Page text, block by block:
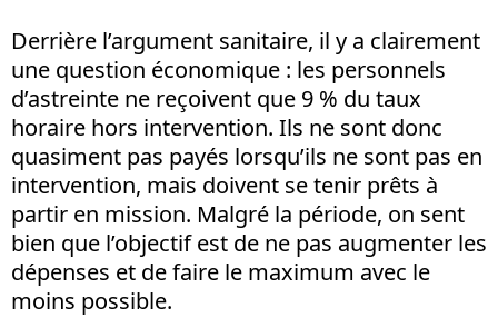
Derrière l’argument sanitaire, il y a clairement
une question économique : les personnels
d’astreinte ne reçoivent que 9 % du taux
horaire hors intervention. Ils ne sont donc
quasiment pas payés lorsqu’ils ne sont pas en
intervention, mais doivent se tenir prêts à
partir en mission. Malgré la période, on sent
bien que l’objectif est de ne pas augmenter les
dépenses et de faire le maximum avec le
moins possible.